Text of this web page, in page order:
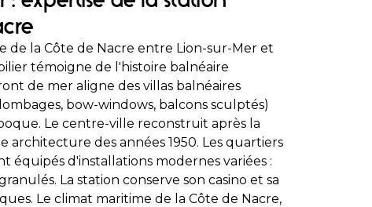
de la Côte de Nacre entre Lion-sur-Mer et
témoigne de l'histoire balnéaire
de mer aligne des villas balnéaires
bow-windows, balcons sculptés)
Le centre-ville reconstruit après la
des années 1950. Les quartiers
équipés d'installations modernes variées :
La station conserve son casino et sa
Le climat maritime de la Côte de Nacre,